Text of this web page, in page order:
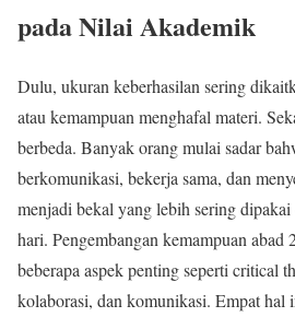
pada Nilai Akademik
Dulu, ukuran keberhasilan sering
atau kemampuan menghafal materi.
berbeda. Banyak orang mulai sadar
berkomunikasi, bekerja sama, dan
menjadi bekal yang lebih sering
hari. Pengembangan kemampuan abad
beberapa aspek penting seperti critical
kolaborasi, dan komunikasi. Empat hal